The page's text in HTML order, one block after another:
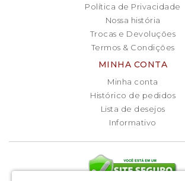
Política de Privacidade
Nossa história
Trocas e Devoluções
Termos & Condições
MINHA CONTA
Minha conta
Histórico de pedidos
Lista de desejos
Informativo